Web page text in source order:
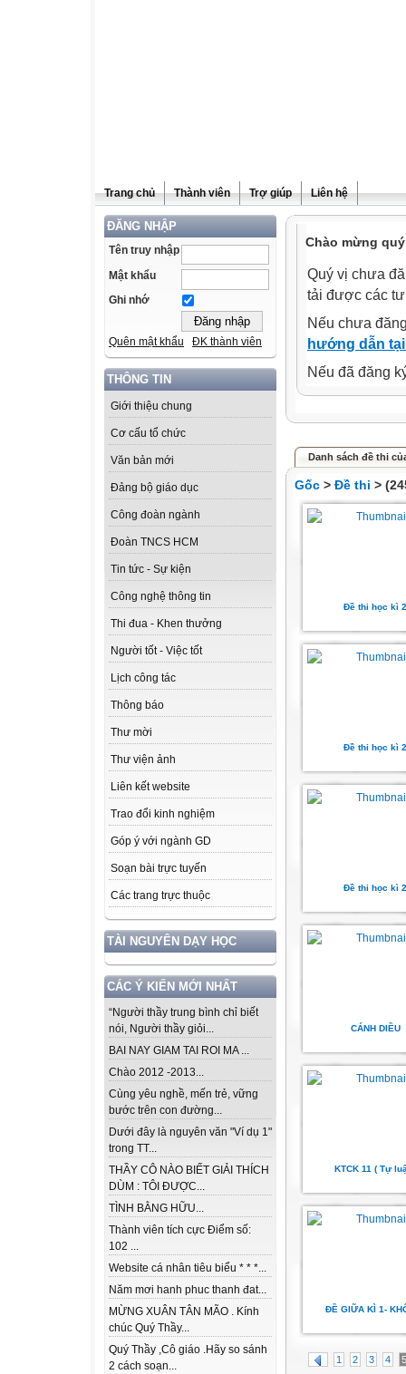
Trang chủ Thành viên Trợ giúp Liên hệ
ĐĂNG NHẬP
Tên truy nhập
Mật khẩu
Ghi nhớ
Quên mật khẩu ĐK thành viên
THÔNG TIN
Giới thiệu chung
Cơ cấu tổ chức
Văn bản mới
Đảng bộ giáo dục
Công đoàn ngành
Đoàn TNCS HCM
Tin tức - Sự kiện
Công nghệ thông tin
Thi đua - Khen thưởng
Người tốt - Việc tốt
Lịch công tác
Thông báo
Thư mời
Thư viện ảnh
Liên kết website
Trao đổi kinh nghiệm
Góp ý với ngành GD
Soạn bài trực tuyến
Các trang trực thuộc
TÀI NGUYÊN DẠY HỌC
CÁC Ý KIẾN MỚI NHẤT
“Người thầy trung bình chỉ biết
nói, Người thầy giỏi...
BAI NAY GIAM TAI ROI MA ...
Chào 2012 -2013...
Cùng yêu nghề, mến trẻ, vững
bước trên con đường...
Dưới đây là nguyên văn "Ví dụ 1"
trong TT...
THẦY CÔ NÀO BIẾT GIẢI THÍCH
DÙM : TÔI ĐƯỢC...
TÌNH BẰNG HỮU...
Thành viên tích cực Điểm số:
102 ...
Website cá nhân tiêu biểu * * *...
Năm mơi hanh phuc thanh đat...
MỪNG XUÂN TÂN MÃO . Kính
chúc Quý Thầy...
Quý Thầy ,Cô giáo .Hãy so sánh
2 cách soạn...
Chào mừng
Quý vị chưa
tải được các
Nếu chưa
hướng dẫn
Nếu đã đăng
Danh sách đề thi
Gốc > Đề thi >
Đề thi học kì 2
Đề thi học kì 2
Đề thi học kì 2
CÁNH DIỀU
KTCK 11 ( Tự
ĐỀ GIỮA KÌ 1-
1 2 3 4 5